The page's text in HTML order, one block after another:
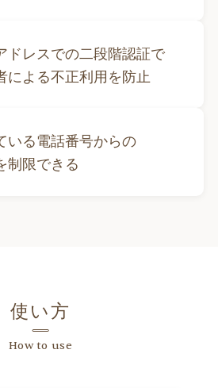
ドレスでの二段階認証で
による不正利用を防止
いる電話番号からの
制限できる
使い方
How to use